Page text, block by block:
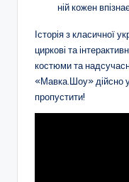
ній кожен
Історія з класичної
циркові та
костюми та
«Мавка.Шоу» дійсно
пропустити!